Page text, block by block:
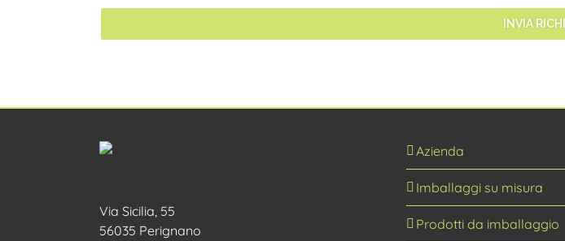
INVIA
Via Sicilia, 55
56035 Perignano
Azienda
Imballaggi su misura
Prodotti da imballaggio